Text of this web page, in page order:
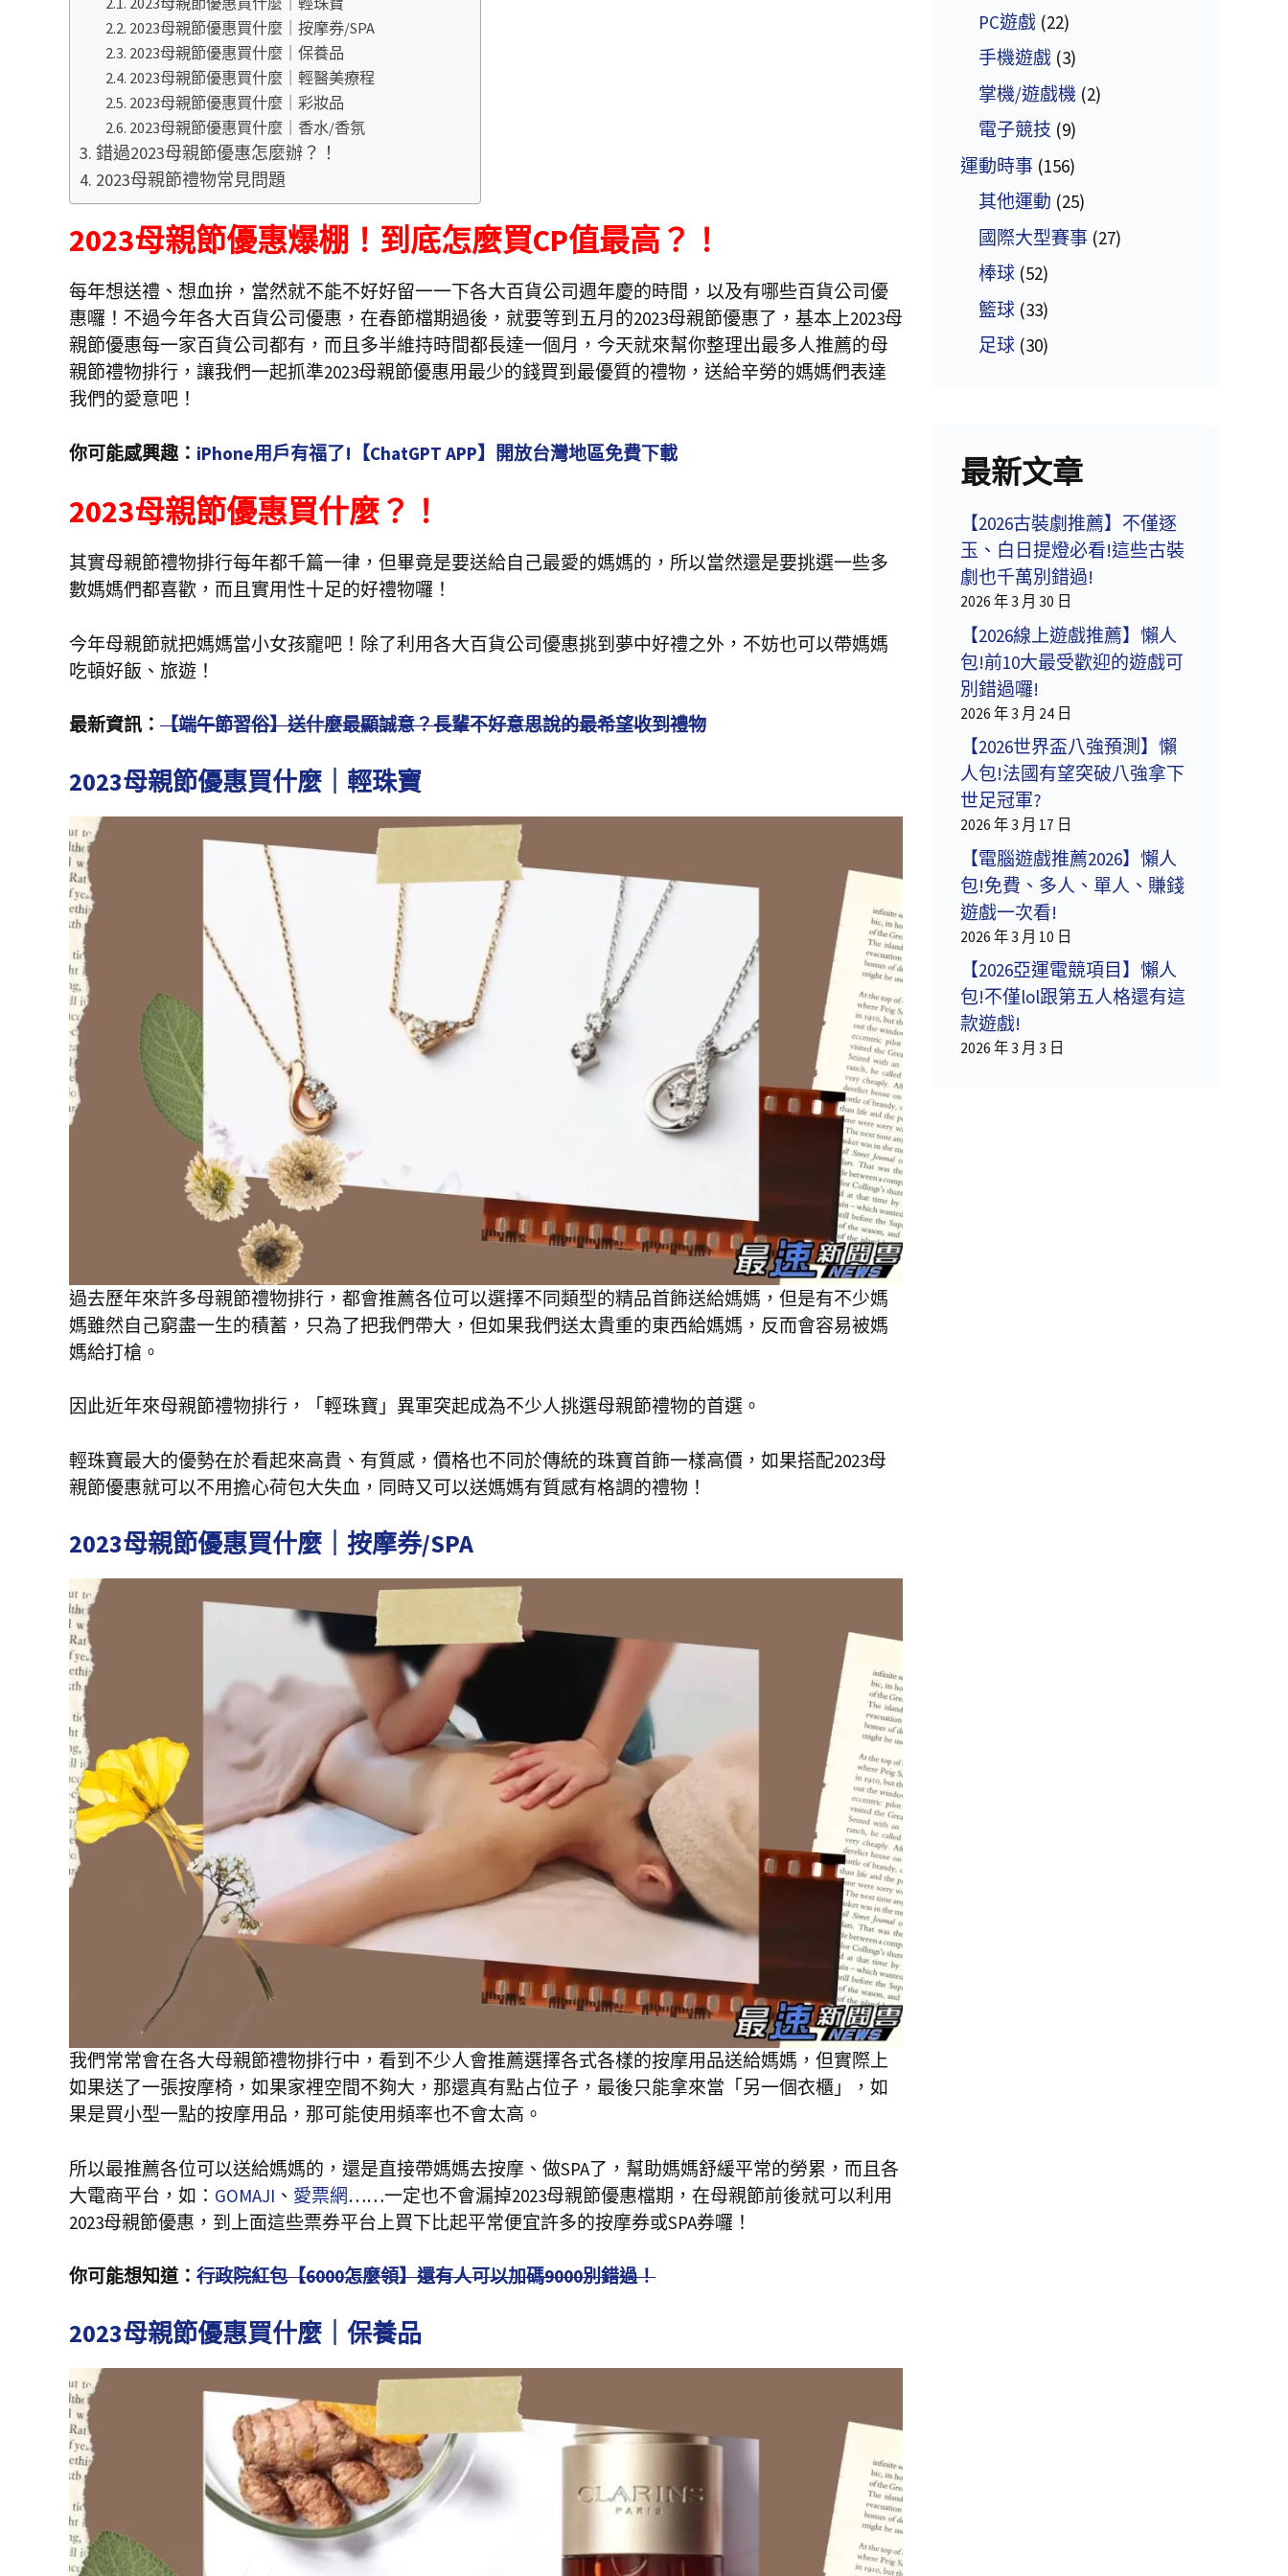
2023母親節優惠買什麼｜按摩券/SPA
2023母親節優惠買什麼｜保養品
2023母親節優惠買什麼｜輕醫美療程
2023母親節優惠買什麼｜彩妝品
2023母親節優惠買什麼｜香水/香氛
錯過2023母親節優惠怎麼辦？！
2023母親節禮物常見問題
2023母親節優惠爆棚！到底怎麼買CP值最高？！
每年想送禮、想血拚，當然就不能不好好留一一下各大百貨公司週年慶的時間，以及有哪些百貨公司優
惠囉！不過今年各大百貨公司優惠，在春節檔期過後，就要等到五月的2023母親節優惠了，基本上2023母
親節優惠每一家百貨公司都有，而且多半維持時間都長達一個月，今天就來幫你整理出最多人推薦的母
親節禮物排行，讓我們一起抓準2023母親節優惠用最少的錢買到最優質的禮物，送給辛勞的媽媽們表達
我們的愛意吧！
你可能感興趣： iPhone用戶有福了!【ChatGPT APP】開放台灣地區免費下載
2023母親節優惠買什麼？！
其實母親節禮物排行每年都千篇一律，但畢竟是要送給自己最愛的媽媽的，所以當然還是要挑選一些多
數媽媽們都喜歡，而且實用性十足的好禮物囉！
今年母親節就把媽媽當小女孩寵吧！除了利用各大百貨公司優惠挑到夢中好禮之外，不妨也可以帶媽媽
吃頓好飯、旅遊！
最新資訊： 【端午節習俗】送什麼最顯誠意？長輩不好意思說的最希望收到禮物
2023母親節優惠買什麼｜輕珠寶
過去歷年來許多母親節禮物排行，都會推薦各位可以選擇不同類型的精品首飾送給媽媽，但是有不少媽
媽雖然自己窮盡一生的積蓄，只為了把我們帶大，但如果我們送太貴重的東西給媽媽，反而會容易被媽
媽給打槍。
因此近年來母親節禮物排行，「輕珠寶」異軍突起成為不少人挑選母親節禮物的首選。
輕珠寶最大的優勢在於看起來高貴、有質感，價格也不同於傳統的珠寶首飾一樣高價，如果搭配2023母
親節優惠就可以不用擔心荷包大失血，同時又可以送媽媽有質感有格調的禮物！
2023母親節優惠買什麼｜按摩券/SPA
我們常常會在各大母親節禮物排行中，看到不少人會推薦選擇各式各樣的按摩用品送給媽媽，但實際上
如果送了一張按摩椅，如果家裡空間不夠大，那還真有點占位子，最後只能拿來當「另一個衣櫃」，如
果是買小型一點的按摩用品，那可能使用頻率也不會太高。
所以最推薦各位可以送給媽媽的，還是直接帶媽媽去按摩、做SPA了，幫助媽媽舒緩平常的勞累，而且各
大電商平台，如： GOMAJI 、 愛票網……一定也不會漏掉2023母親節優惠檔期，在母親節前後就可以利用
2023母親節優惠，到上面這些票券平台上買下比起平常便宜許多的按摩券或SPA券囉！
你可能想知道： 行政院紅包【6000怎麼領】還有人可以加碼9000別錯過！
2023母親節優惠買什麼｜保養品
PC遊戲 (22)
手機遊戲 (3)
掌機/遊戲機 (2)
電子競技 (9)
運動時事 (156)
其他運動 (25)
國際大型賽事 (27)
棒球 (52)
籃球 (33)
足球 (30)
最新文章
【2026古裝劇推薦】不僅逐
玉、白日提燈必看!這些古裝
劇也千萬別錯過!
2026 年 3 月 30 日
【2026線上遊戲推薦】懶人
包!前10大最受歡迎的遊戲可
別錯過囉!
2026 年 3 月 24 日
【2026世界盃八強預測】懶
人包!法國有望突破八強拿下
世足冠軍?
2026 年 3 月 17 日
【電腦遊戲推薦2026】懶人
包!免費、多人、單人、賺錢
遊戲一次看!
2026 年 3 月 10 日
【2026亞運電競項目】懶人
包!不僅lol跟第五人格還有這
款遊戲!
2026 年 3 月 3 日